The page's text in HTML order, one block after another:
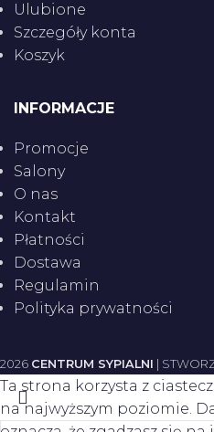
Ulubione
Szczegóły konta
Koszyk
INFORMACJE
Promocje
Salony
O nas
Kontakt
Płatności
Dostawa
Regulamin
Polityka prywatności
2026 CENTRUM SYPIALNI |
Ta strona korzysta z
na najwyższym poziomie.